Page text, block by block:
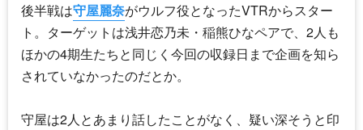
後半戦は守屋麗奈がウルフ役となったVTRからスター
ト。ターゲットは浅井恋乃未・稲熊ひなペアで、2人も
ほかの4期生たちと同じく今回の収録日まで企画を知ら
されていなかったのだとか。
守屋は2人とあまり話したことがなく、疑い深そうと印